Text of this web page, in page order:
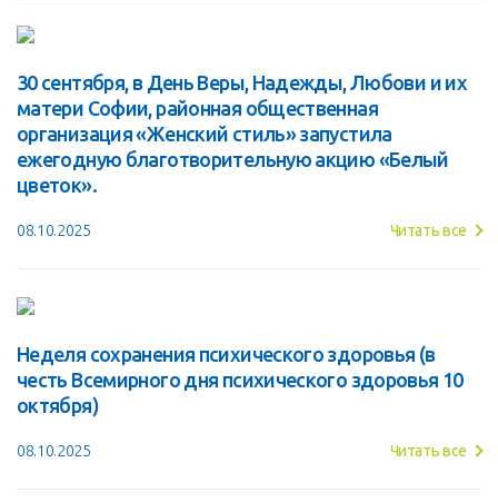
30 сентября, в День Веры, Надежды, Любови и их
матери Софии, районная общественная
организация «Женский стиль» запустила
ежегодную благотворительную акцию «Белый
цветок».
08.10.2025 Читать все
Неделя сохранения психического здоровья (в
честь Всемирного дня психического здоровья 10
октября)
08.10.2025 Читать все